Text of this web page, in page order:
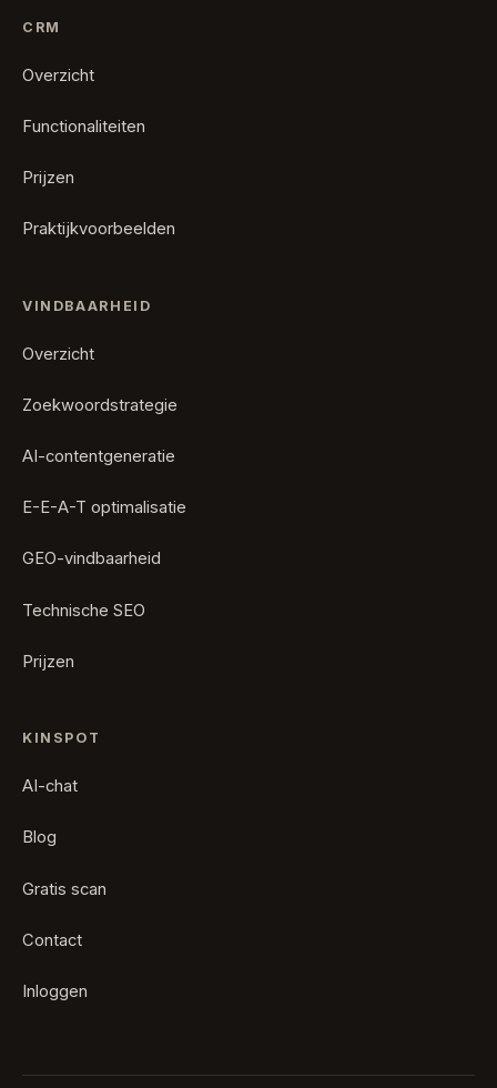
CRM
Overzicht
Functionaliteiten
Prijzen
Praktijkvoorbeelden
VINDBAARHEID
Overzicht
Zoekwoordstrategie
AI-contentgeneratie
E-E-A-T optimalisatie
GEO-vindbaarheid
Technische SEO
Prijzen
KINSPOT
AI-chat
Blog
Gratis scan
Contact
Inloggen